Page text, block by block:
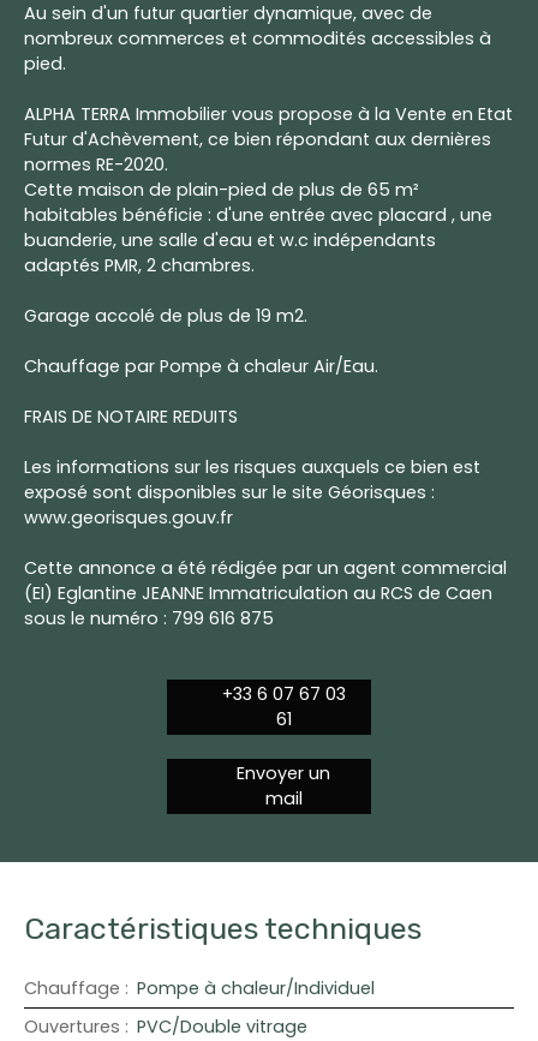
Au sein d'un futur quartier dynamique, avec de
nombreux commerces et commodités accessibles à
pied.
ALPHA TERRA Immobilier vous propose à la Vente en Etat
Futur d'Achèvement, ce bien répondant aux dernières
normes RE-2020.
Cette maison de plain-pied de plus de 65 m²
habitables bénéficie : d'une entrée avec placard , une
buanderie, une salle d'eau et w.c indépendants
adaptés PMR, 2 chambres.
Garage accolé de plus de 19 m2.
Chauffage par Pompe à chaleur Air/Eau.
FRAIS DE NOTAIRE REDUITS
Les informations sur les risques auxquels ce bien est
exposé sont disponibles sur le site Géorisques :
www.georisques.gouv.fr
Cette annonce a été rédigée par un agent commercial
(EI) Eglantine JEANNE Immatriculation au RCS de Caen
sous le numéro : 799 616 875
+33 6 07 67 03
61
Envoyer un
mail
Caractéristiques techniques
Chauffage : Pompe à chaleur/Individuel
Ouvertures : PVC/Double vitrage